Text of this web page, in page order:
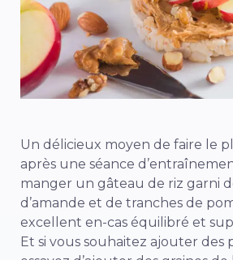
Un délicieux moyen de faire le
après une séance
manger un gâteau de riz garni
d’amande et de tranches de
excellent en-cas équilibré et
Et si vous souhaitez ajouter des